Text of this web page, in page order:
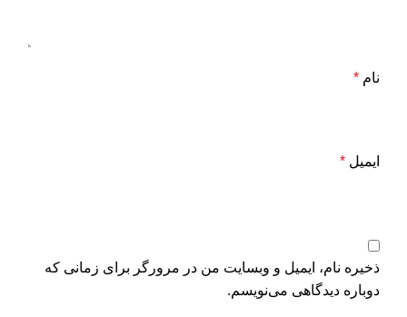
نام *
ایمیل *
ذخیره نام، ایمیل و وبسایت من در مرورگر برای زمانی که
دوباره دیدگاهی می‌نویسم.